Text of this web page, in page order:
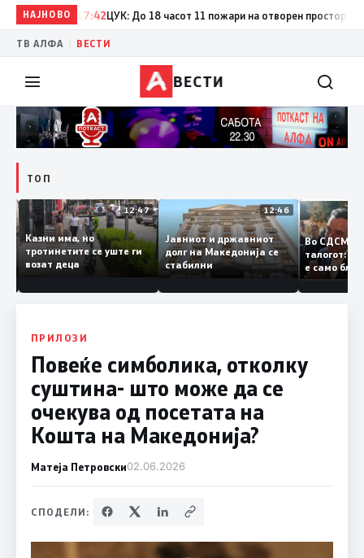
НАЈНОВО17:42ЦУК: До 18 часот 11 пожари на отворен простор, од
ТВ АЛФА ВЕСТИ
ВЕСТИ
ТОП
12:47
Казни има, но
тротинетите се уште ги
возат деца
12:46
Јавниот и државниот
долг на Македонија се
стабилни
Во СДСМ
е само
копија
Заев
ПРИЛОЗИ
Повеќе симболика, отколку
суштина- што може да се
очекува од посетата на
Кошта на Македонија?
Матеја Петровски02.06.2026
СПОДЕЛИ: